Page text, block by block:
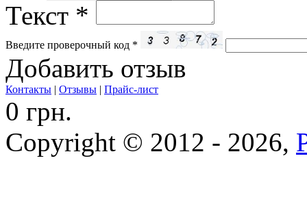
Текст *
Введите проверочный код *
Добавить отзыв
Контакты | Отзывы | Прайс-лист
0 грн.
Copyright © 2012 - 2026,